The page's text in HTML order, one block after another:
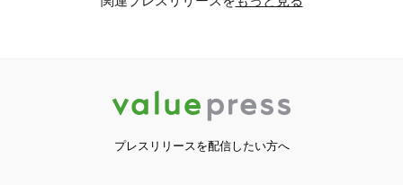
プレスリリースを配信したい方へ